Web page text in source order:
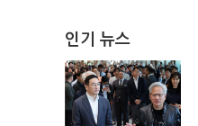
인기 뉴스